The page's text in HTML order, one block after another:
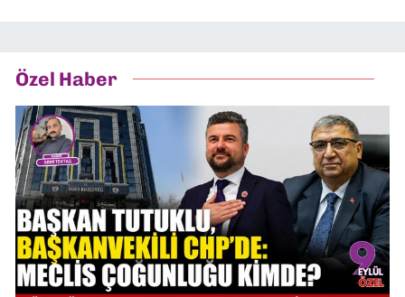
Özel Haber